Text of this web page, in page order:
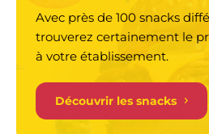
Avec près de 100 snacks
trouverez certainement le
à votre établissement.
Découvrir les snacks